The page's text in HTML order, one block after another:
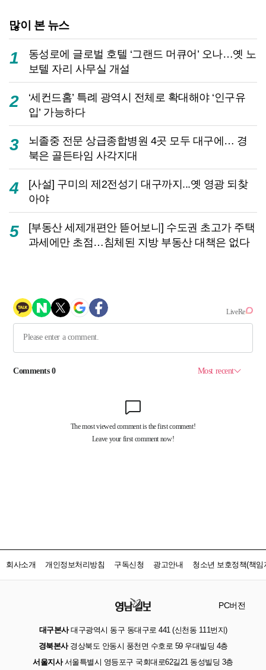
많이 본 뉴스
1
동성로에 글로벌 호텔 ‘그랜드 머큐어’ 오나…옛 노
보텔 자리 사무실 개설
2
‘세컨드홈’ 특례 광역시 전체로 확대해야 ‘인구유
입’ 가능하다
3
뇌졸중 전문 상급종합병원 4곳 모두 대구에… 경
북은 골든타임 사각지대
4
[사설] 구미의 제2전성기 대구까지...옛 영광 되찾
아야
5
[부동산 세제개편안 뜯어보니] 수도권 초고가 주택
과세에만 초점…침체된 지방 부동산 대책은 없다
회사소개 개인정보처리방침 구독신청 광고안내 청소년 보호정책(책임
PC버전
대구본사대구광역시 동구 동대구로 441 (신천동 111번지)
경북본사경상북도 안동시 풍천면 수호로 59 우대빌딩 4층
서울지사서울특별시 영등포구 국회대로62길21 동성빌딩 3층